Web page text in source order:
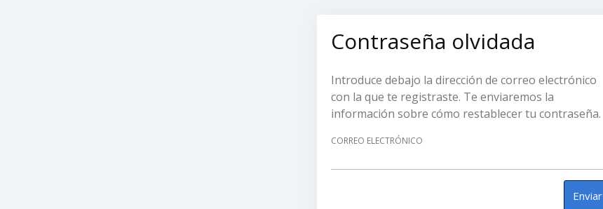
Contraseña olvidada
Introduce debajo la dirección de correo electrónico
con la que te registraste. Te enviaremos la
información sobre cómo restablecer tu contraseña.
CORREO ELECTRÓNICO
Enviar